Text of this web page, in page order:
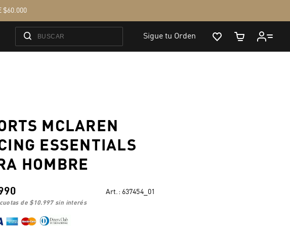
MCLAREN
ESSENTIALS
HOMBRE
Art.: 637454_01
cuotas de $10.997sin interés